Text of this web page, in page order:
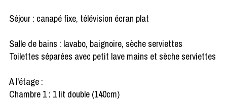
Séjour : canapé fixe, télévision écran plat
Salle de bains : lavabo, baignoire, sèche serviettes
Toilettes séparées avec petit lave mains et sèche serviettes
A l'étage :
Chambre 1 : 1 lit double (140cm)